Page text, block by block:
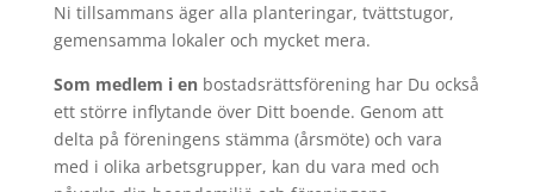
Ni tillsammans äger alla planteringar, tvättstugor,
gemensamma lokaler och mycket mera.
Som medlem i en bostadsrättsförening har Du också
ett större inflytande över Ditt boende. Genom att
delta på föreningens stämma (årsmöte) och vara
med i olika arbetsgrupper, kan du vara med och